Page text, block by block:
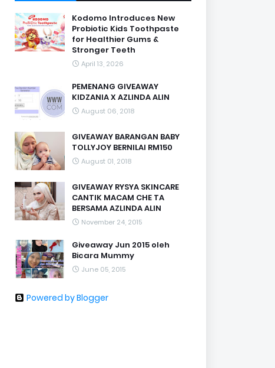
Kodomo Introduces New
Probiotic Kids Toothpaste
for Healthier Gums &
Stronger Teeth
April 13, 2026
PEMENANG GIVEAWAY
KIDZANIA X AZLINDA ALIN
August 06, 2018
GIVEAWAY BARANGAN BABY
TOLLYJOY BERNILAI RM150
August 01, 2018
GIVEAWAY RYSYA SKINCARE
CANTIK MACAM CHE TA
BERSAMA AZLINDA ALIN
November 24, 2015
Giveaway Jun 2015 oleh
Bicara Mummy
June 05, 2015
Powered by Blogger